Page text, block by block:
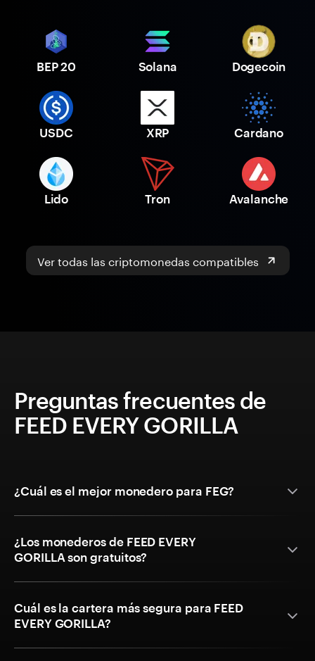
BEP 20 Solana Dogecoin
USDC XRP Cardano
Lido Tron Avalanche
Ver todas las criptomonedas compatibles
Preguntas frecuentes de
FEED EVERY GORILLA
¿Cuál es el mejor monedero para FEG?
¿Los monederos de FEED EVERY
GORILLA son gratuitos?
Cuál es la cartera más segura para FEED
EVERY GORILLA?